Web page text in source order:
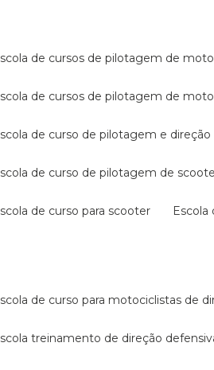
escola de cursos de pilotagem de
escola de cursos de pilotagem de
escola de curso de pilotagem e
escola de curso de pilotagem de
escola de curso para scooter
escola de curso para motociclistas de
escola treinamento de direção